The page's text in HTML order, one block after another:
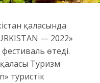
қаласында
— 2022»
өтеді.
Туризм
туристік